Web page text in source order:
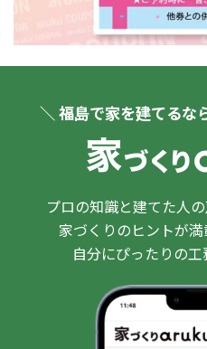
＼ 福島で家を建てるな
プロの知識と建てた人
家づくりのヒントが満
自分にぴったりの工